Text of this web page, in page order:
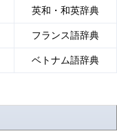
英和・和英辞典
フランス語辞典
ベトナム語辞典